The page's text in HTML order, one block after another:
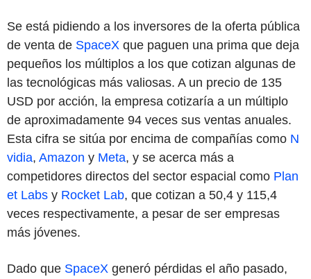
Se está pidiendo a los inversores de la oferta pública
de venta de SpaceX que paguen una prima que deja
pequeños los múltiplos a los que cotizan algunas de
las tecnológicas más valiosas. A un precio de 135
USD por acción, la empresa cotizaría a un múltiplo
de aproximadamente 94 veces sus ventas anuales.
Esta cifra se sitúa por encima de compañías como N
vidia, Amazon y Meta, y se acerca más a
competidores directos del sector espacial como Plan
et Labs y Rocket Lab, que cotizan a 50,4 y 115,4
veces respectivamente, a pesar de ser empresas
más jóvenes.
Dado que SpaceX generó pérdidas el año pasado,